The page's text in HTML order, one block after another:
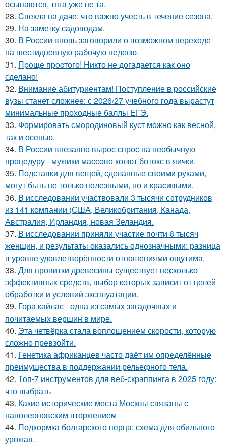
осыпаются, тяга уже не та.
28. Cвекла на дaче: что вaжно учесть в течение сезона.
29. На заметку садоводам.
30. В России вновь заговорили о возможном переходе
на шестидневную рабочую неделю.
31. Пpoще пpocтого! Никто не догадается как оно
сделано!
32. Внимание абитуриентам! Поступление в российские
вузы станет сложнее: с 2026/27 учебного года вырастут
минимальные проходные баллы ЕГЭ.
33. Формировать смородиновый куст можно как весной,
так и осенью.
34. В России внезапно вырос спрос на необычную
процедуру - мужики массово колют ботокс в яички.
35. Подставки для вещей, сделанные своими руками,
могут быть не только полезными, но и красивыми.
36. В исследовании участвовали 3 тысячи сотрудников
из 141 компании (США, Великобритания, Канада,
Австралия, Ирландия, новая Зеландия.
37. В исследовании приняли участие почти 8 тысяч
женщин, и результаты оказались однозначными: разница
в уровне удовлетворённости отношениями ощутима.
38. Для пропитки древесины существует несколько
эффективных средств, выбор которых зависит от целей
обработки и условий эксплуатации.
39. Гора кайлас - одна из самых загадочных и
почитаемых вершин в мире.
40. Эта четвёрка стала воплощением скорости, которую
сложно превзойти.
41. Генетика африканцев часто даёт им определённые
преимущества в поддержании рельефного тела.
42. Топ-7 инструментов для веб-скраппинга в 2025 году:
что выбрать
43. Какие исторические места Москвы связаны с
наполеоновским вторжением
44. Подкормка болгарского перца: схема для обильного
урожая.